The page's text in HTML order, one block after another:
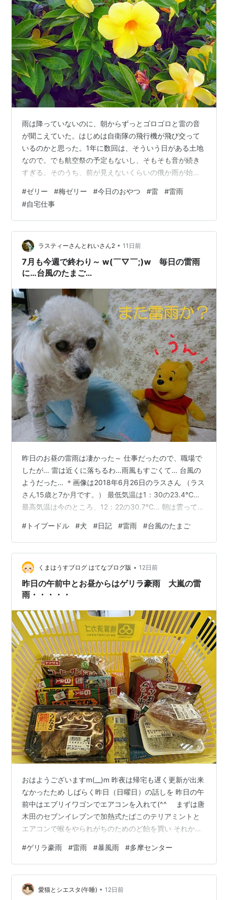
雨は降っていないのに、朝からずっとゴロゴロと雷の音
が聞こえていた。はじめは自衛隊の飛行機が飛び交って
いるのかと思った。1年に数回は、そういう日がある土地
なので。でも航空祭の予定もないし、そもそも音が続き
すぎる。そのうち、前が見えないくらいの俄か雨が始ま
(新潮文庫) 作者:村上 春樹 新潮社 Amazon 遠い太鼓 (講
談社文庫) 作者:村上春樹 講談社 Amazon 雨そのものは断
続的だが、できれば外に出たくない空模様。というわけ
で、ほとんどの時間を家で過ごしていた。 どこかで父が
貰ってきた梅ゼリーを食べ、キーボードを叩いたり、電
話をしたり、…
#ゼリー #梅ゼリー #今日のおやつ #雷 #雷雨
#自宅仕事
ラスティーさんとれいさん2 • 11日前
7月も今週で終わり～ w(￣▽￣;)w 毎日の雷雨
に…台風のたまご…
昨日のお昼の雷雨は凄かった～ 仕事だったので、職場で
したが… 雷は近くに落ちるわ…雨風もすごくて… 台風の
ようだった… ＊画像は2018年6月26日のラスさん （ラス
さん15歳と7か月です。） 最低気温は1：30の23.4℃…
最高気温は今のところ、12：22の30.7℃… 朝は雲ってい
い＾＾； 昨日の夕方の雲… 昨日は35℃近くまで気温が
上がって、 雷雨の後10℃も気温が下がった… でも蒸し暑
いけどね～ 南の海上には台風のたまご… まだどうなるか
わからないですが… 7月も今週で終わり～？ 早い！ 今日
も雷雨？ 今…雨雲が接近してて～出勤する…
# トイプードル #犬 #日記 #雷雨 #台風のたまご
くまはうすブログ はてなブログ版 • 12日前
昨日の午前中とお昼からはゲリラ豪雨 大嵐の雷
雨・・・・・
おはようございますm(__)m 昨夜は帰宅も遅く更新が出来
なかったため しばらく昨日（日曜日）の話しを 昨日の午
前中はエブリイワゴンでエアコンを入れて(^^ゞ まずは唐
木田のセブンイレブンで加熱式たばこのテリアミントと
エアコンで喉をやられがちのためのど飴を買い それから
たしか土用丑の日？だったようなのでうなぎまぶしごは
んと菓子パンをお昼ごはんに(*^-^*) ブラック缶コーヒー
がなかったため仕方なく普通の缶コーヒーを買い(´；ω；
`)ｳｯ… ロータリーでエアコンを入れた車内で一服
#ゲリラ豪雨 #雷雨 #暴風雨 #多摩センター
愛猫とシエスタ(午睡) • 12日前